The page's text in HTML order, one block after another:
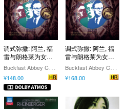
调式弥撒: 阿兰, 福
雷与朗格莱为女声
与器乐而作的弥撒
音乐 (Dolby Atmos)
B
uckfast Abbey Choir,Matthew Searles,Charles Maxtone-Smith
¥148.00
调式弥撒: 阿兰, 福
雷与朗格莱为女声
与器乐而作的弥撒
音乐
B
uckfast Abbey Choir,Matthew Searles,Charles Maxtone-Smith
¥168.00